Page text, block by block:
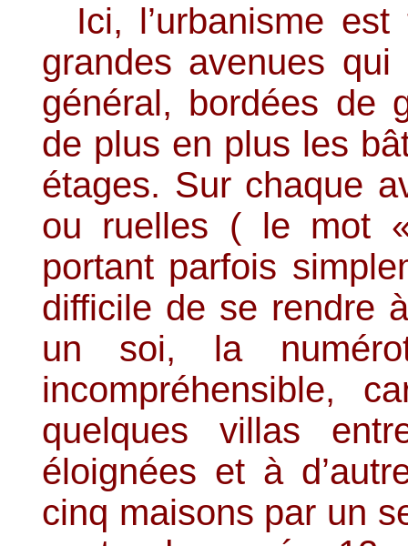
Ici, l’urbanisme
grandes avenues
général, bordées de
de plus en plus les
étages. Sur chaque
ou ruelles ( le mot
portant parfois
difficile de se rendre
un soi, la
incompréhensible,
quelques villas
éloignées et à
cinq maisons par un